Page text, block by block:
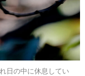
日の中に休息してい